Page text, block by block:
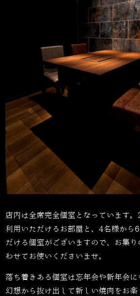
店内は全席完全個室となっています。
利用いただけるお部屋と、4名様から 6
だける個室がございますので、お集
わせてお使いくださいませ。
落ち着きある個室は忘年会や新年会
幻想から抜け出して新しい焼肉をお